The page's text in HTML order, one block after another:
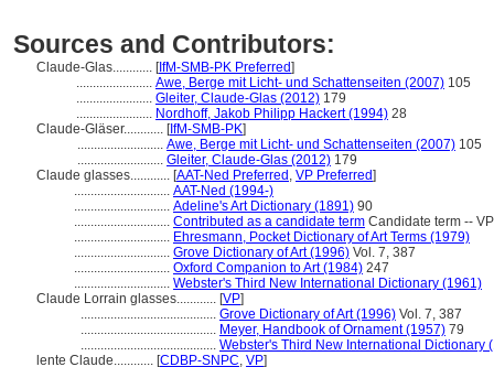
Sources and Contributors:
Claude-Glas............ [IfM-SMB-PK Preferred]
....................... Awe, Berge mit Licht- und Schattenseiten (2007) 105
....................... Gleiter, Claude-Glas (2012) 179
....................... Nordhoff, Jakob Philipp Hackert (1994) 28
Claude-Gläser............ [IfM-SMB-PK]
.......................... Awe, Berge mit Licht- und Schattenseiten (2007) 105
.......................... Gleiter, Claude-Glas (2012) 179
Claude glasses............ [AAT-Ned Preferred , VP Preferred]
............................. AAT-Ned (1994-)
............................. Adeline's Art Dictionary (1891) 90
............................. Contributed as a candidate term Candidate term --
............................. Ehresmann, Pocket Dictionary of Art Terms (1979)
............................. Grove Dictionary of Art (1996) Vol. 7, 387
............................. Oxford Companion to Art (1984) 247
............................. Webster's Third New International Dictionary (1961)
Claude Lorrain glasses............ [VP]
......................................... Grove Dictionary of Art (1996) Vol. 7, 387
......................................... Meyer, Handbook of Ornament (1957) 79
......................................... Webster's Third New International Dictionary
lente Claude............ [CDBP-SNPC, VP]